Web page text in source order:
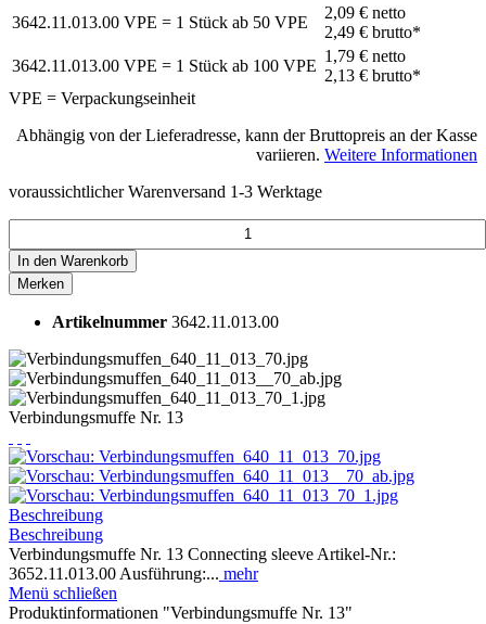
3642.11.013.00 VPE = 1 Stück ab 50 VPE
2,09 €netto
2,49 €brutto*
3642.11.013.00 VPE = 1 Stück ab 100 VPE
1,79 €netto
2,13 €brutto*
VPE = Verpackungseinheit
Abhängig von der Lieferadresse, kann der Bruttopreis an der Kasse
variieren. Weitere Informationen
voraussichtlicher Warenversand 1-3 Werktage
In den Warenkorb
Merken
Artikelnummer 3642.11.013.00
Verbindungsmuffe Nr. 13
Beschreibung
Beschreibung
Verbindungsmuffe Nr. 13 Connecting sleeve Artikel-Nr.:
3652.11.013.00 Ausführung:... mehr
Menü schließen
Produktinformationen "Verbindungsmuffe Nr. 13"